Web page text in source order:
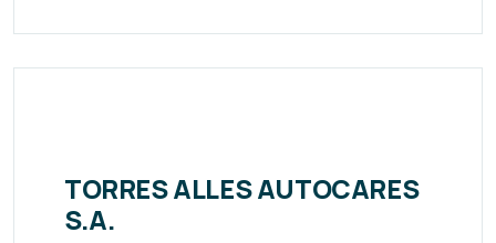
TORRES ALLES AUTOCARES
S.A.